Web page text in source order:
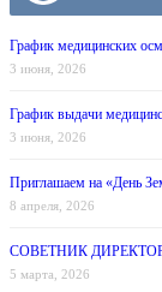
График медицинских
3 июня, 2026
График выдачи
3 июня, 2026
Приглашаем на «День
8 апреля, 2026
СОВЕТНИК
5 марта, 2026